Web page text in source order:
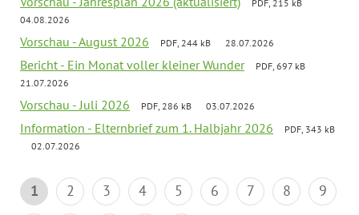
PDF, 215 kB
04.08.2026
Vorschau - August 2026 PDF, 244 kB 28.07.2026
Bericht - Ein Monat voller kleiner Wunder
PDF, 697 kB
21.07.2026
Vorschau - Juli 2026 PDF, 286 kB 03.07.2026
Information - Elternbrief zum 1. Halbjahr 2026
PDF, 343 kB
02.07.2026
1 2 3 4 5 6 7 8
9